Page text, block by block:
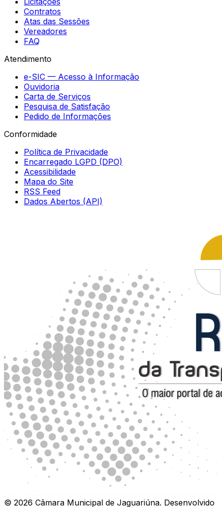
Contratos
Atas das Sessões
Vereadores
FAQ
Atendimento
e-SIC — Acesso à Informação
Ouvidoria
Carta de Serviços
Pesquisa de Satisfação
Pedido de Informações
Conformidade
Política de Privacidade
Encarregado LGPD (DPO)
Acessibilidade
Mapa do Site
RSS Feed
Dados Abertos (API)
© 2026 Câmara Municipal de Jaguariúna. Desenvolvido